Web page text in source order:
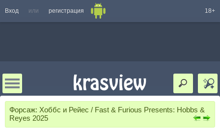
Вход или регистрация 18+
Форсаж: Хоббс и Рейес / Fast & Furious Presents: Hobbs &
Reyes 2025